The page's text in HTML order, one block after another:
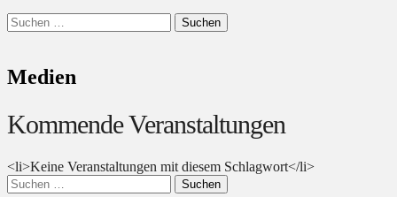
Suchen
Suchen
nach:
Medien
Kommende Veranstaltungen
<li>Keine Veranstaltungen mit diesem Schlagwort</li>
Suchen